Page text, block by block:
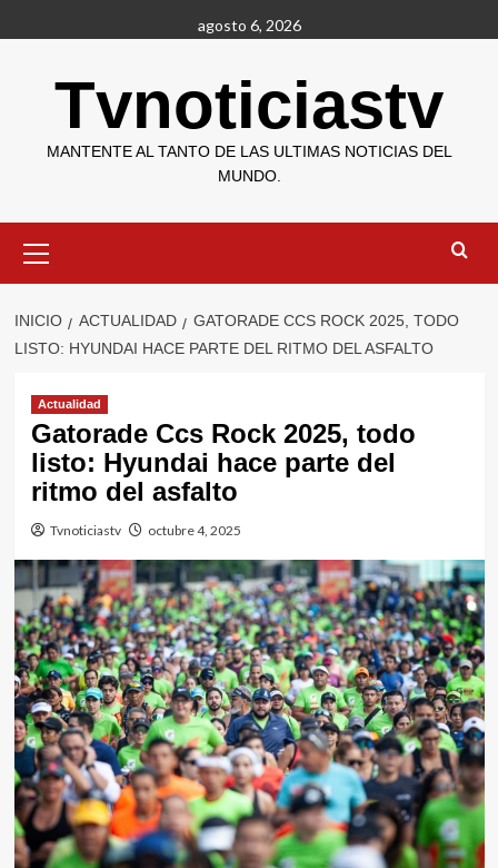
al
agosto 6, 2026
Tvnoticiastv
MANTENTE AL TANTO DE LAS ULTIMAS NOTICIAS DEL
MUNDO.
primario
INICIO ACTUALIDAD
GATORADE CCS ROCK 2025, TODO
LISTO: HYUNDAI HACE PARTE DEL RITMO DEL ASFALTO
Actualidad
Gatorade Ccs Rock 2025, todo
listo: Hyundai hace parte del
ritmo del asfalto
Tvnoticiastv octubre 4, 2025